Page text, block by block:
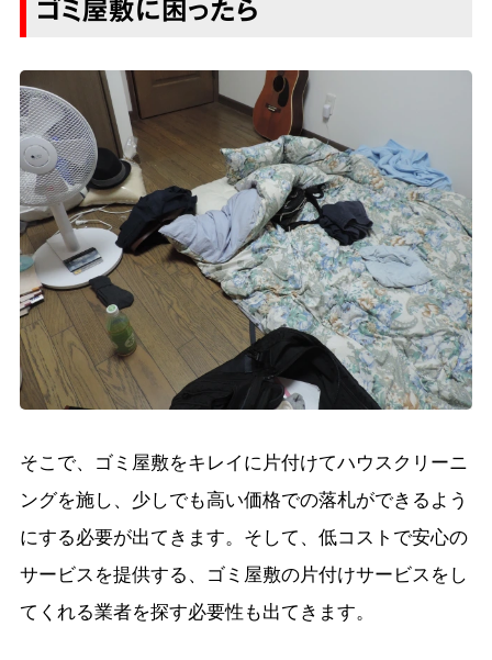
ゴミ屋敷に困ったら
そこで、ゴミ屋敷をキレイに片付けてハウスクリーニ
ングを施し、少しでも高い価格での落札ができるよう
にする必要が出てきます。そして、低コストで安心の
サービスを提供する、ゴミ屋敷の片付けサービスをし
てくれる業者を探す必要性も出てきます。